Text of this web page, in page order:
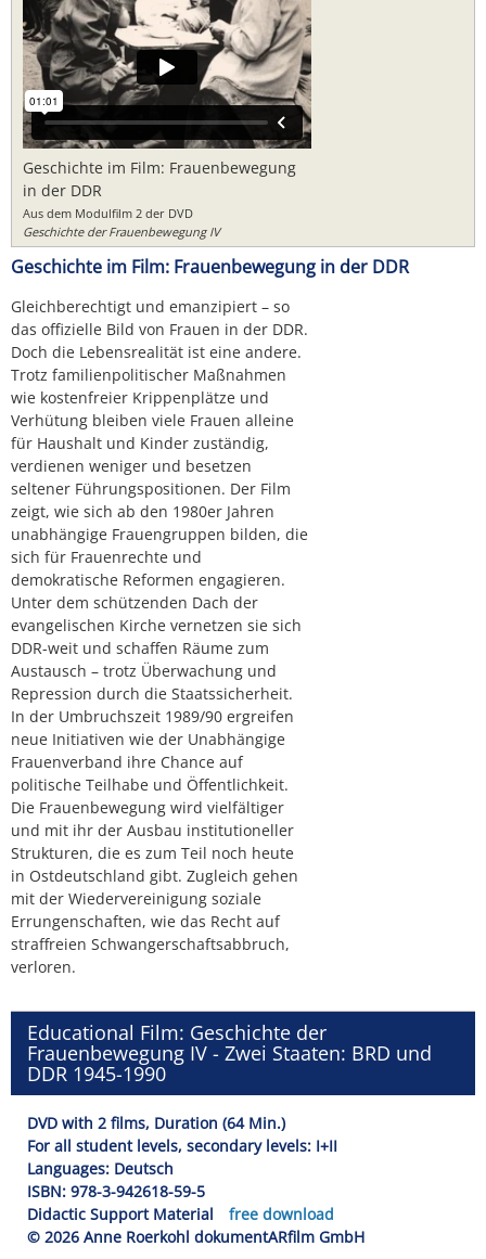
Geschichte im Film: Frauenbewegung
in der DDR
Aus dem Modulfilm 2 der DVD
Geschichte der Frauenbewegung IV
Geschichte im Film: Frauenbewegung in der DDR
Gleichberechtigt und emanzipiert – so
das offizielle Bild von Frauen in der DDR.
Doch die Lebensrealität ist eine andere.
Trotz familienpolitischer Maßnahmen
wie kostenfreier Krippenplätze und
Verhütung bleiben viele Frauen alleine
für Haushalt und Kinder zuständig,
verdienen weniger und besetzen
seltener Führungspositionen. Der Film
zeigt, wie sich ab den 1980er Jahren
unabhängige Frauengruppen bilden, die
sich für Frauenrechte und
demokratische Reformen engagieren.
Unter dem schützenden Dach der
evangelischen Kirche vernetzen sie sich
DDR-weit und schaffen Räume zum
Austausch – trotz Überwachung und
Repression durch die Staatssicherheit.
In der Umbruchszeit 1989/90 ergreifen
neue Initiativen wie der Unabhängige
Frauenverband ihre Chance auf
politische Teilhabe und Öffentlichkeit.
Die Frauenbewegung wird vielfältiger
und mit ihr der Ausbau institutioneller
Strukturen, die es zum Teil noch heute
in Ostdeutschland gibt. Zugleich gehen
mit der Wiedervereinigung soziale
Errungenschaften, wie das Recht auf
straffreien Schwangerschaftsabbruch,
verloren.
Educational Film: Geschichte der
Frauenbewegung IV - Zwei Staaten: BRD und
DDR 1945-1990
DVD with 2 films, Duration (64 Min.)
For all student levels, secondary levels: I+II
Languages: Deutsch
ISBN: 978-3-942618-59-5
Didactic Support Material
free download
© 2026 Anne Roerkohl dokumentARfilm GmbH